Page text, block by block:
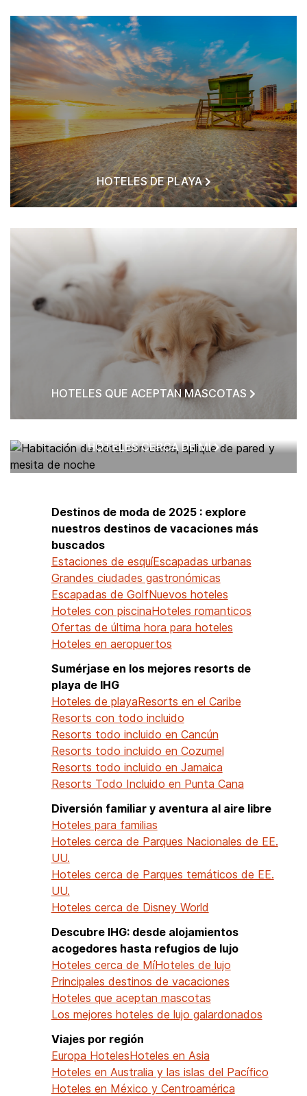
HOTELES DE PLAYA
HOTELES QUE ACEPTAN MASCOTAS
HOTELES CERCA DE MÍ
Destinos de moda de 2025 : explore
nuestros destinos de vacaciones más
buscados
Estaciones de esquíEscapadas urbanas
Grandes ciudades gastronómicas
Escapadas de GolfNuevos hoteles
Hoteles con piscinaHoteles romanticos
Ofertas de última hora para hoteles
Hoteles en aeropuertos
Sumérjase en los mejores resorts de
playa de IHG
Hoteles de playaResorts en el Caribe
Resorts con todo incluido
Resorts todo incluido en Cancún
Resorts todo incluido en Cozumel
Resorts todo incluido en Jamaica
Resorts Todo Incluido en Punta Cana
Diversión familiar y aventura al aire libre
Hoteles para familias
Hoteles cerca de Parques Nacionales de EE.
UU.
Hoteles cerca de Parques temáticos de EE.
UU.
Hoteles cerca de Disney World
Descubre IHG: desde alojamientos
acogedores hasta refugios de lujo
Hoteles cerca de MíHoteles de lujo
Principales destinos de vacaciones
Hoteles que aceptan mascotas
Los mejores hoteles de lujo galardonados
Viajes por región
Europa HotelesHoteles en Asia
Hoteles en Australia y las islas del Pacífico
Hoteles en México y Centroamérica